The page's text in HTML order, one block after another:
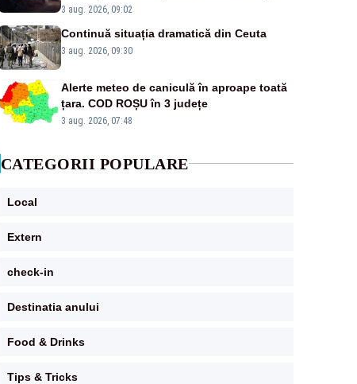
mare, drumuri blocate de flăcări
3 aug. 2026, 09:02
Continuă situația dramatică din Ceuta
3 aug. 2026, 09:30
Alerte meteo de caniculă în aproape toată
țara. COD ROȘU în 3 județe
3 aug. 2026, 07:48
CATEGORII POPULARE
Local
Extern
check-in
Destinatia anului
Food & Drinks
Tips & Tricks